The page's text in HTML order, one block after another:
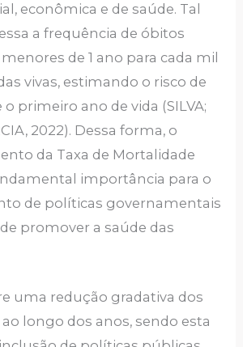
econômica e de saúde. Tal
a frequência de óbitos
de 1 ano para cada mil
vivas, estimando o risco de
primeiro ano de vida (SILVA;
2022). Dessa forma, o
da Taxa de Mortalidade
importância para o
de políticas governamentais
promover a saúde das
uma redução gradativa dos
longo dos anos, sendo esta